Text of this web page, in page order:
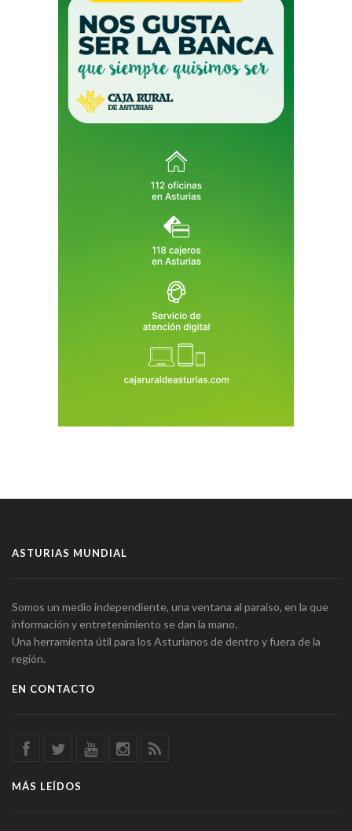
ASTURIAS MUNDIAL
Somos un medio independiente, una ventana al paraíso, en la que
información y entretenimiento se dan la mano.
Una herramienta útil para los Asturianos de dentro y fuera de la
región.
EN CONTACTO
MÁS LEÍDOS